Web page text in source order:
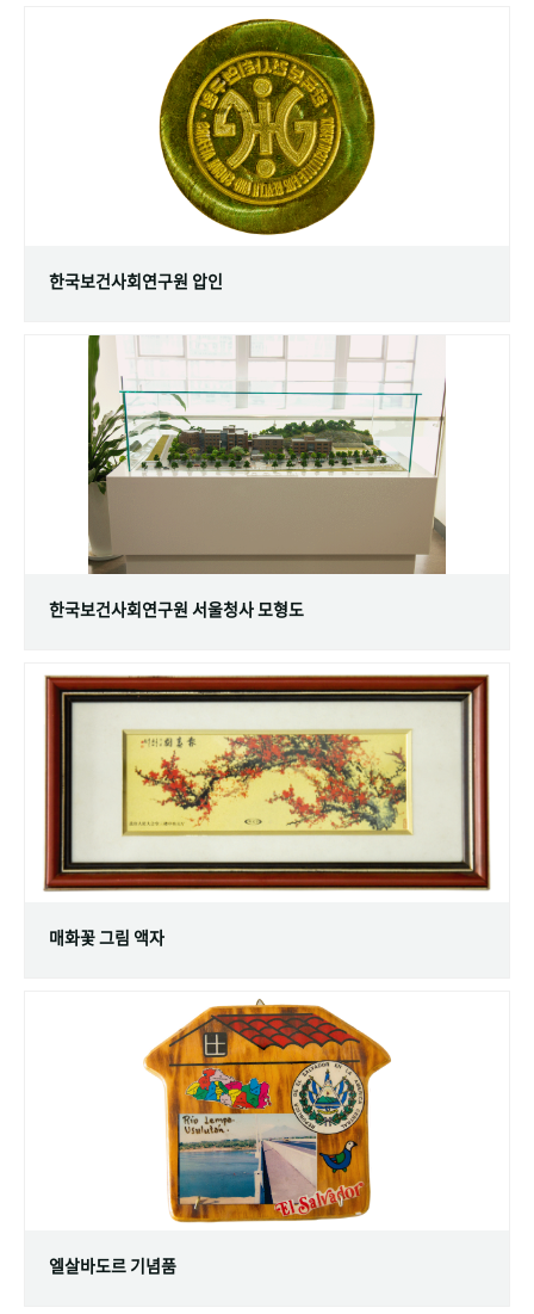
한국보건사회연구원 압인
한국보건사회연구원 서울청사 모형도
매화꽃 그림 액자
엘살바도르 기념품